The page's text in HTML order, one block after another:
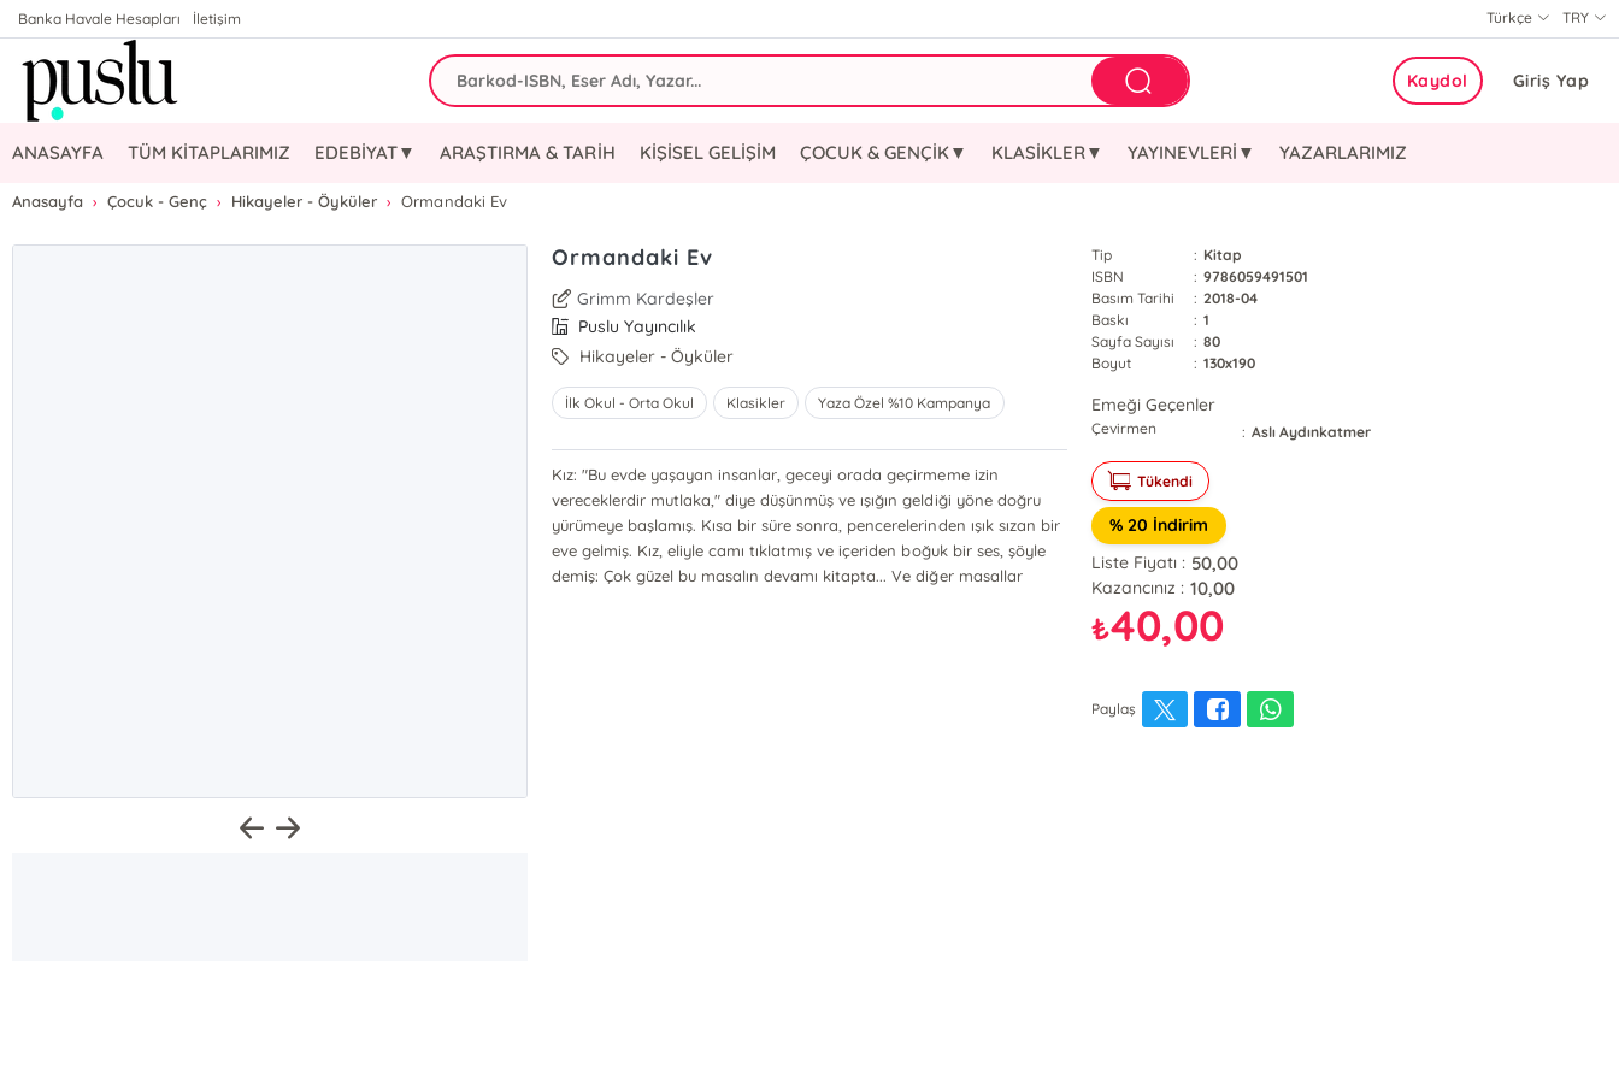
Banka Havale Hesapları İletişim TRY
Türkçe
Giriş Yap
Kaydol
ANASAYFA TÜM KİTAPLARIMIZ EDEBİYAT▼ ARAŞTIRMA & TARİH KİŞİSEL GELİŞİM ÇOCUK & GENÇİK▼ KLASİKLER▼ YAYINEVLERİ▼ YAZARLARIMIZ
Anasayfa Çocuk - Genç Hikayeler - Öyküler Ormandaki Ev
Ormandaki Ev
Grimm Kardeşler
Puslu Yayıncılık
Hikayeler - Öyküler
İlk Okul - Orta Okul Klasikler Yaza Özel %10 Kampanya
Kız: "Bu evde yaşayan insanlar, geceyi orada geçirmeme izin
vereceklerdir mutlaka," diye düşünmüş ve ışığın geldiği yöne doğru
yürümeye başlamış. Kısa bir süre sonra, pencerelerinden ışık sızan bir
eve gelmiş. Kız, eliyle camı tıklatmış ve içeriden boğuk bir ses, şöyle
demiş: Çok güzel bu masalın devamı kitapta... Ve diğer masallar
Tip : Kitap
ISBN
: 9786059491501
Basım Tarihi
: 2018-04
Baskı
: 1
Sayfa Sayısı
: 80
Boyut
: 130x190
Emeği Geçenler
Çevirmen : Aslı Aydınkatmer
Tükendi
% 20 İndirim
Liste Fiyatı : 50,00
Kazancınız : 10,00
₺40,00
Paylaş